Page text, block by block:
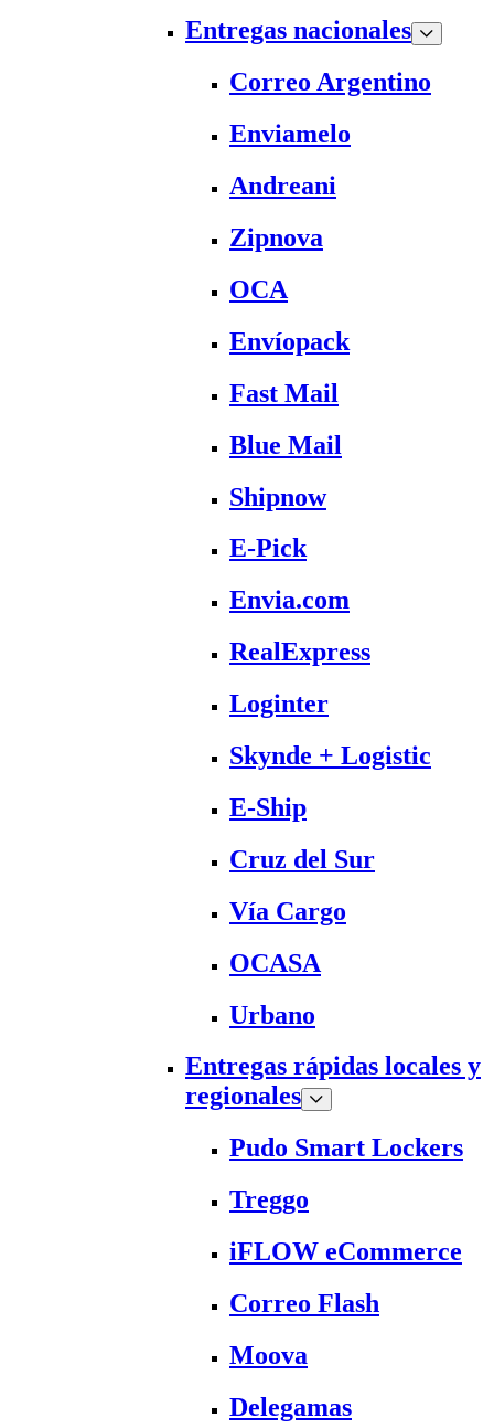
Entregas nacionales
Correo Argentino
Enviamelo
Andreani
Zipnova
OCA
Envíopack
Fast Mail
Blue Mail
Shipnow
E-Pick
Envia.com
RealExpress
Loginter
Skynde + Logistic
E-Ship
Cruz del Sur
Vía Cargo
OCASA
Urbano
Entregas rápidas locales y
regionales
Pudo Smart Lockers
Treggo
iFLOW eCommerce
Correo Flash
Moova
Delegamas